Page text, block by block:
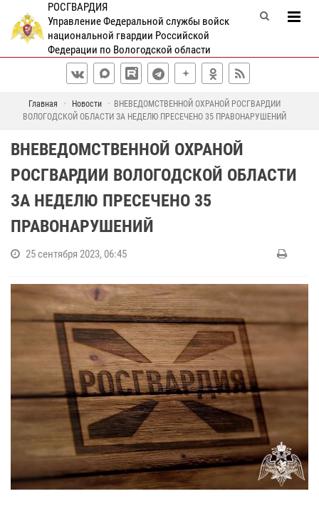
РОСГВАРДИЯ
Управление Федеральной службы войск
национальной гвардии Российской
Федерации по Вологодской области
Главная Новости
ВНЕВЕДОМСТВЕННОЙ ОХРАНОЙ РОСГВАРДИИ
ВОЛОГОДСКОЙ ОБЛАСТИ ЗА НЕДЕЛЮ ПРЕСЕЧЕНО 35 ПРАВОНАРУШЕНИЙ
ВНЕВЕДОМСТВЕННОЙ ОХРАНОЙ
РОСГВАРДИИ ВОЛОГОДСКОЙ ОБЛАСТИ
ЗА НЕДЕЛЮ ПРЕСЕЧЕНО 35
ПРАВОНАРУШЕНИЙ
25 сентября 2023, 06:45